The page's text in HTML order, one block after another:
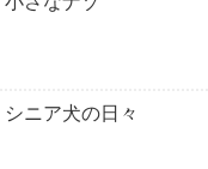
シニア犬の日々